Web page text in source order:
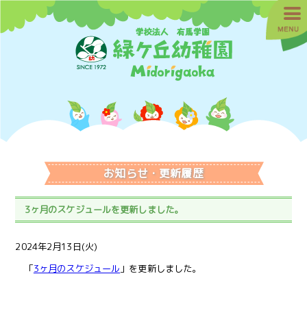
お知らせ・更新履歴
3ヶ月のスケジュールを更新しました。
2024年2月13日(火)
「3ヶ月のスケジュール 」を更新しました。